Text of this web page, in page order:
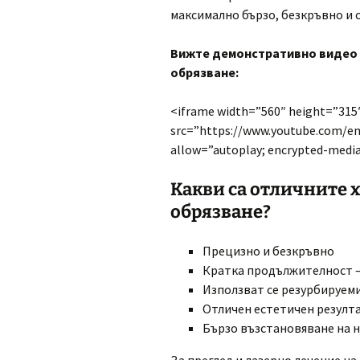
максимално бързо, безкръвно и
Вижте демонстративно
обрязване:
<iframe width=”560″
src=”https://www.youtube.com/
allow=”autoplay; encrypted-
Какви са отличните
обрязване?
Прецизно и безкръвно
Кратка продължителност
Използват се
Отличен естетичен
Бързо възстановяване на